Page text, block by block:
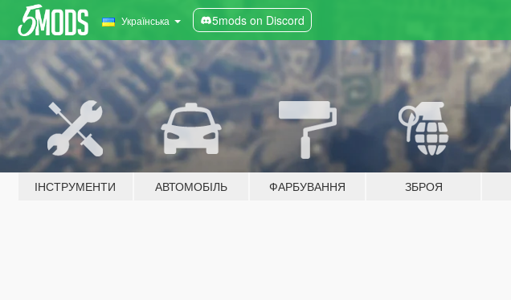
Українська 5mods on Discord
ІНСТРУМЕНТИ АВТОМОБІЛЬ ФАРБУВАННЯ ЗБРОЯ